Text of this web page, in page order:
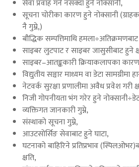
सेवा प्रवाह गर्न नसक्दा हुने नोक्सानी,
सूचना चोरीका कारण हुने नोक्सानी
नै गुम्ने,)
बौद्धिक सम्पत्तिमाथि
साइबर लुटपाट र साइबर जासुसीबाट हुने
साइबर–आतङ्ककारी क्रियाकलापका
विद्युतीय सञ्चार माध्यम वा डेटा सामग्रीमा
नेटवर्क सुरक्षा प्रणालीमा अवैध प्रवेश गरी
निजी गोपनीयता भंग गरेर हुने
व्यक्तिगत जानकारी गुम्ने,
संस्थाको सूचना गुम्ने,
आउटसोर्सिङ सेवाबाट हुने घाटा,
घटनाको बाहिरिने प्रतिप्रभाव
क्षति,